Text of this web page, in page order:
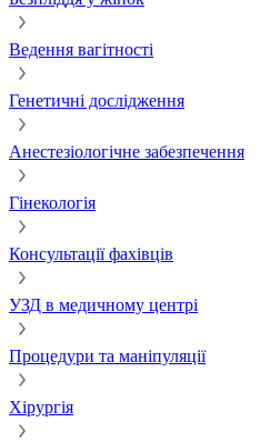
Ведення вагітності
Генетичні дослідження
Анестезіологічне забезпечення
Гінекологія
Консультації фахівців
УЗД в медичному центрі
Процедури та маніпуляції
Хірургія